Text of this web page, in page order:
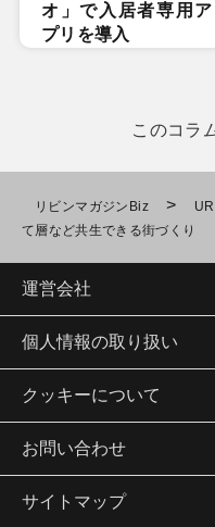
オ」で入居者専用ア
プリを導入
このコラ
リビンマガジンBiz >
て層など共生できる街づくり
運営会社
個人情報の取り扱い
クッキーについて
お問い合わせ
サイトマップ